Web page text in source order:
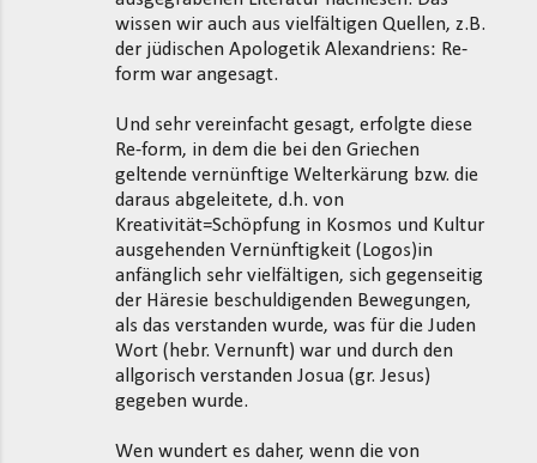
wissen wir auch aus vielfältigen Quellen, z.B.
der jüdischen Apologetik Alexandriens: Re-
form war angesagt.
Und sehr vereinfacht gesagt, erfolgte diese
Re-form, in dem die bei den Griechen
geltende vernünftige Welterkärung bzw. die
daraus abgeleitete, d.h. von
Kreativität=Schöpfung in Kosmos und Kultur
ausgehenden Vernünftigkeit (Logos)in
anfänglich sehr vielfältigen, sich gegenseitig
der Häresie beschuldigenden Bewegungen,
als das verstanden wurde, was für die Juden
Wort (hebr. Vernunft) war und durch den
allgorisch verstanden Josua (gr. Jesus)
gegeben wurde.
Wen wundert es daher, wenn die von